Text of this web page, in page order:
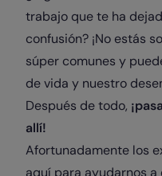
trabajo que te ha
confusión? ¡No estás
súper comunes y
de vida y nuestro
Después de todo,
allí!
Afortunadamente los
aquí para ayudarnos